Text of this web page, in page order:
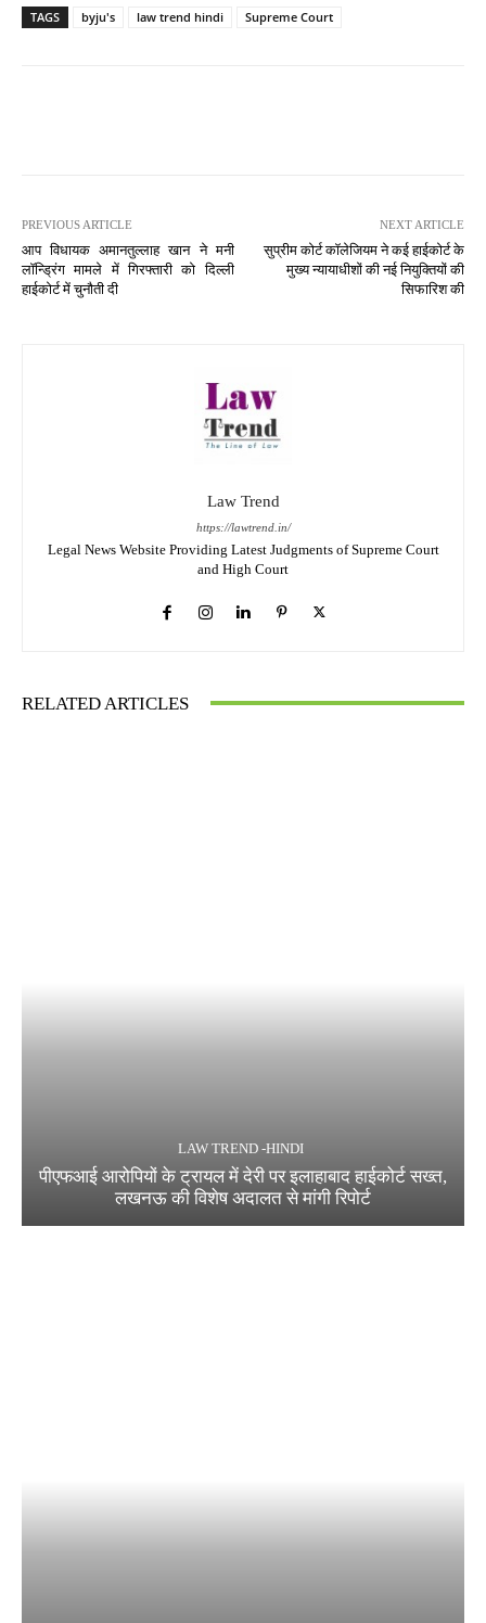
TAGS byju's law trend hindi Supreme Court
PREVIOUS ARTICLE
आप विधायक अमानतुल्लाह खान ने मनी
लॉन्ड्रिंग मामले में गिरफ्तारी को दिल्ली
हाईकोर्ट में चुनौती दी
NEXT ARTICLE
सुप्रीम कोर्ट कॉलेजियम ने कई हाईकोर्ट के
मुख्य न्यायाधीशों की नई नियुक्तियों की
सिफारिश की
Law Trend
https://lawtrend.in/
Legal News Website Providing Latest Judgments of Supreme Court
and High Court
RELATED ARTICLES
LAW TREND -HINDI
पीएफआई आरोपियों के ट्रायल में देरी पर इलाहाबाद हाईकोर्ट सख्त,
लखनऊ की विशेष अदालत से मांगी रिपोर्ट